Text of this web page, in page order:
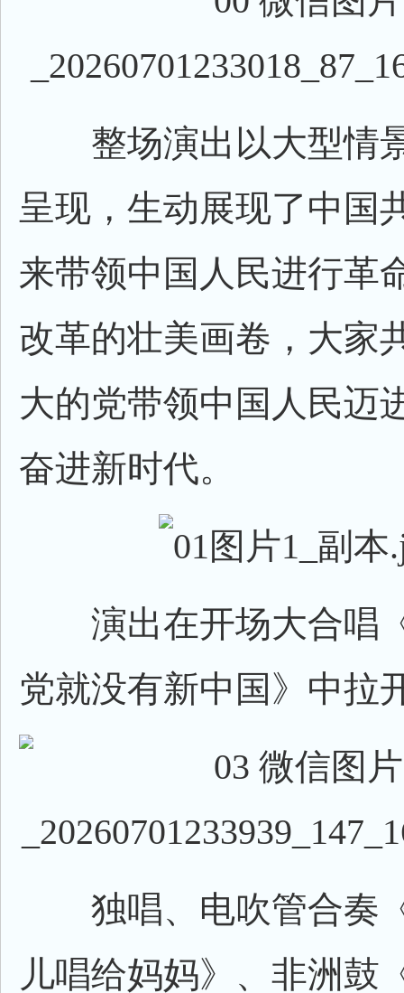
整场演出以大型情
呈现，生动展现了中国
来带领中国人民进行革
改革的壮美画卷，大家
大的党带领中国人民迈
奋进新时代。
演出在开场大合唱
党就没有新中国》中拉
独唱、电吹管合奏
儿唱给妈妈》、非洲鼓